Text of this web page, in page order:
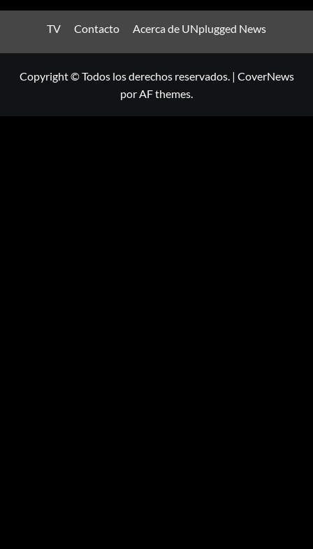
TV Contacto Acerca de UNplugged News
Copyright © Todos los derechos reservados. | CoverNews
por AF themes.